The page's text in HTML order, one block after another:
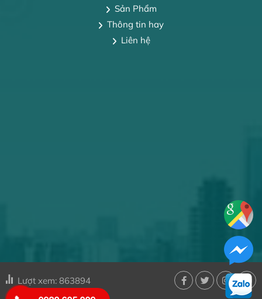
Sản Phẩm
Thông tin hay
Liên hệ
Lượt xem: 863894